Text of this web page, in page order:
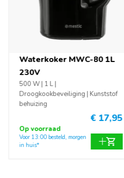
Waterkoker MWC-80 1L
230V
500 W | 1 L |
Droogkookbeveiliging | Kunststof
behuizing
€ 17,95
Op voorraad
Voor 13:00 besteld, morgen
in huis*